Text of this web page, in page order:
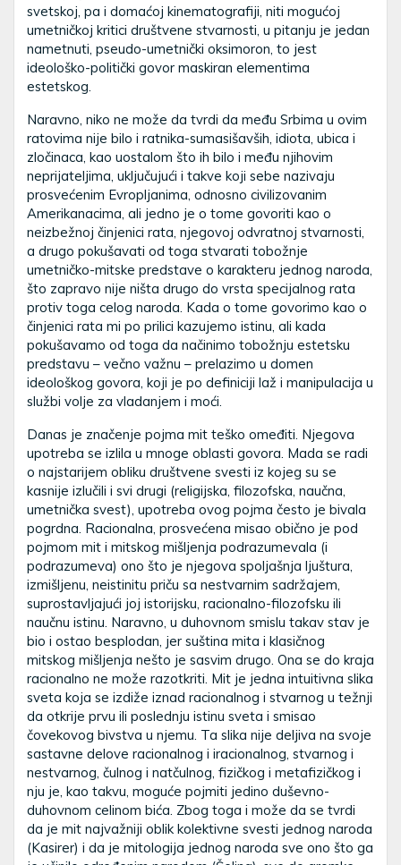
svetskoj, pa i domaćoj kinematografiji, niti mogućoj
umetničkoj kritici društvene stvarnosti, u pitanju je jedan
nametnuti, pseudo-umetnički oksimoron, to jest
ideološko-politički govor maskiran elementima
estetskog.
Naravno, niko ne može da tvrdi da među Srbima u ovim
ratovima nije bilo i ratnika-sumasišavših, idiota, ubica i
zločinaca, kao uostalom što ih bilo i među njihovim
neprijateljima, uključujući i takve koji sebe nazivaju
prosvećenim Evropljanima, odnosno civilizovanim
Amerikanacima, ali jedno je o tome govoriti kao o
neizbežnoj činjenici rata, njegovoj odvratnoj stvarnosti,
a drugo pokušavati od toga stvarati tobožnje
umetničko-mitske predstave o karakteru jednog naroda,
što zapravo nije ništa drugo do vrsta specijalnog rata
protiv toga celog naroda. Kada o tome govorimo kao o
činjenici rata mi po prilici kazujemo istinu, ali kada
pokušavamo od toga da načinimo tobožnju estetsku
predstavu – večno važnu – prelazimo u domen
ideološkog govora, koji je po definiciji laž i manipulacija u
službi volje za vladanjem i moći.
Danas je značenje pojma mit teško omeđiti. Njegova
upotreba se izlila u mnoge oblasti govora. Mada se radi
o najstarijem obliku društvene svesti iz kojeg su se
kasnije izlučili i svi drugi (religijska, filozofska, naučna,
umetnička svest), upotreba ovog pojma često je bivala
pogrdna. Racionalna, prosvećena misao obično je pod
pojmom mit i mitskog mišljenja podrazumevala (i
podrazumeva) ono što je njegova spoljašnja ljuštura,
izmišljenu, neistinitu priču sa nestvarnim sadržajem,
suprostavljajući joj istorijsku, racionalno-filozofsku ili
naučnu istinu. Naravno, u duhovnom smislu takav stav je
bio i ostao besplodan, jer suština mita i klasičnog
mitskog mišljenja nešto je sasvim drugo. Ona se do kraja
racionalno ne može razotkriti. Mit je jedna intuitivna slika
sveta koja se izdiže iznad racionalnog i stvarnog u težnji
da otkrije prvu ili poslednju istinu sveta i smisao
čovekovog bivstva u njemu. Ta slika nije deljiva na svoje
sastavne delove racionalnog i iracionalnog, stvarnog i
nestvarnog, čulnog i natčulnog, fizičkog i metafizičkog i
nju je, kao takvu, moguće pojmiti jedino duševno-
duhovnom celinom bića. Zbog toga i može da se tvrdi
da je mit najvažniji oblik kolektivne svesti jednog naroda
(Kasirer) i da je mitologija jednog naroda sve ono što ga